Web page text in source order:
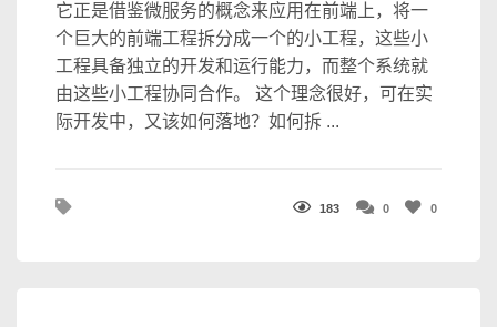
它正是借鉴微服务的概念来应用在前端上，将一
个巨大的前端工程拆分成一个的小工程，这些小
工程具备独立的开发和运行能力，而整个系统就
由这些小工程协同合作。 这个理念很好，可在实
际开发中，又该如何落地？如何拆 ...
183 0 0